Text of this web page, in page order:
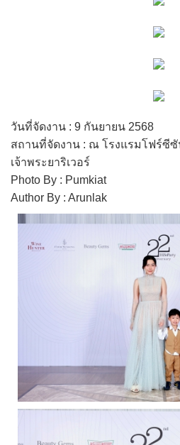
วันที่จัดงาน : 9 กันยายน 2568
สถานที่จัดงาน : ณ โรงแรมโฟร์ซีซั
เจ้าพระยาริเวอร์
Photo By : Pumkiat
Author By : Arunlak